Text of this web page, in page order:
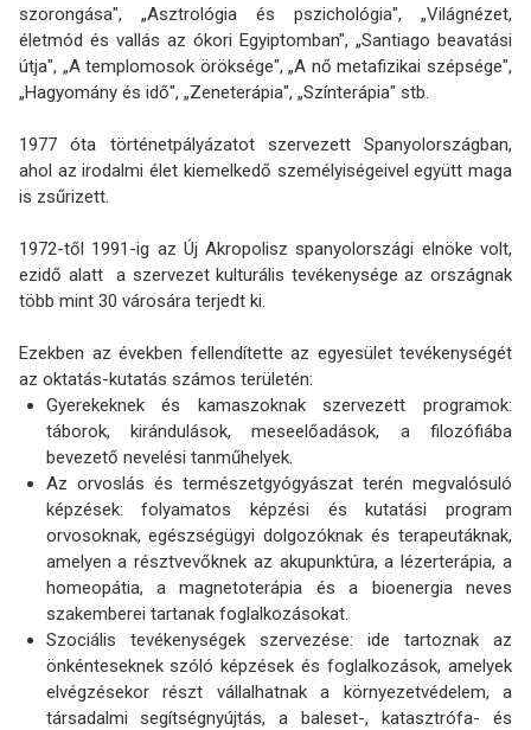
szorongása", „Asztrológia és pszichológia", „Világnézet,
életmód és vallás az ókori Egyiptomban", „Santiago beavatási
útja", „A templomosok öröksége", „A nő metafizikai szépsége",
„Hagyomány és idő", „Zeneterápia", „Színterápia" stb.
1977 óta történetpályázatot szervezett Spanyolországban,
ahol az irodalmi élet kiemelkedő személyiségeivel együtt maga
is zsűrizett.
1972-től 1991-ig az Új Akropolisz spanyolországi elnöke volt,
ezidő alatt a szervezet kulturális tevékenysége az országnak
több mint 30 városára terjedt ki.
Ezekben az években fellendítette az egyesület tevékenységét
az oktatás-kutatás számos területén:
Gyerekeknek és kamaszoknak szervezett programok:
táborok, kirándulások, meseelőadások, a filozófiába
bevezető nevelési tanműhelyek.
Az orvoslás és természetgyógyászat terén megvalósuló
képzések: folyamatos képzési és kutatási program
orvosoknak, egészségügyi dolgozóknak és terapeutáknak,
amelyen a résztvevőknek az akupunktúra, a lézerterápia, a
homeopátia, a magnetoterápia és a bioenergia neves
szakemberei tartanak foglalkozásokat.
Szociális tevékenységek szervezése: ide tartoznak az
önkénteseknek szóló képzések és foglalkozások, amelyek
elvégzésekor részt vállalhatnak a környezetvédelem, a
társadalmi segítségnyújtás, a baleset-, katasztrófa- és